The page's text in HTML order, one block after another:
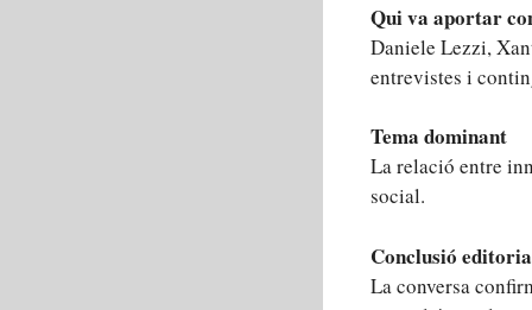
Qui va aportar
Daniele Lezzi,
entrevistes i
Tema dominant
La relació entre
social.
Conclusió
La conversa